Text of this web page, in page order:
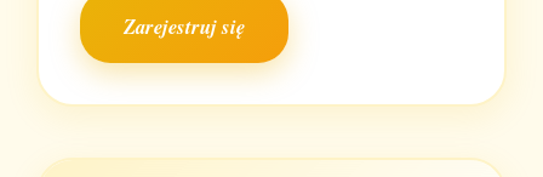
Zarejestruj się